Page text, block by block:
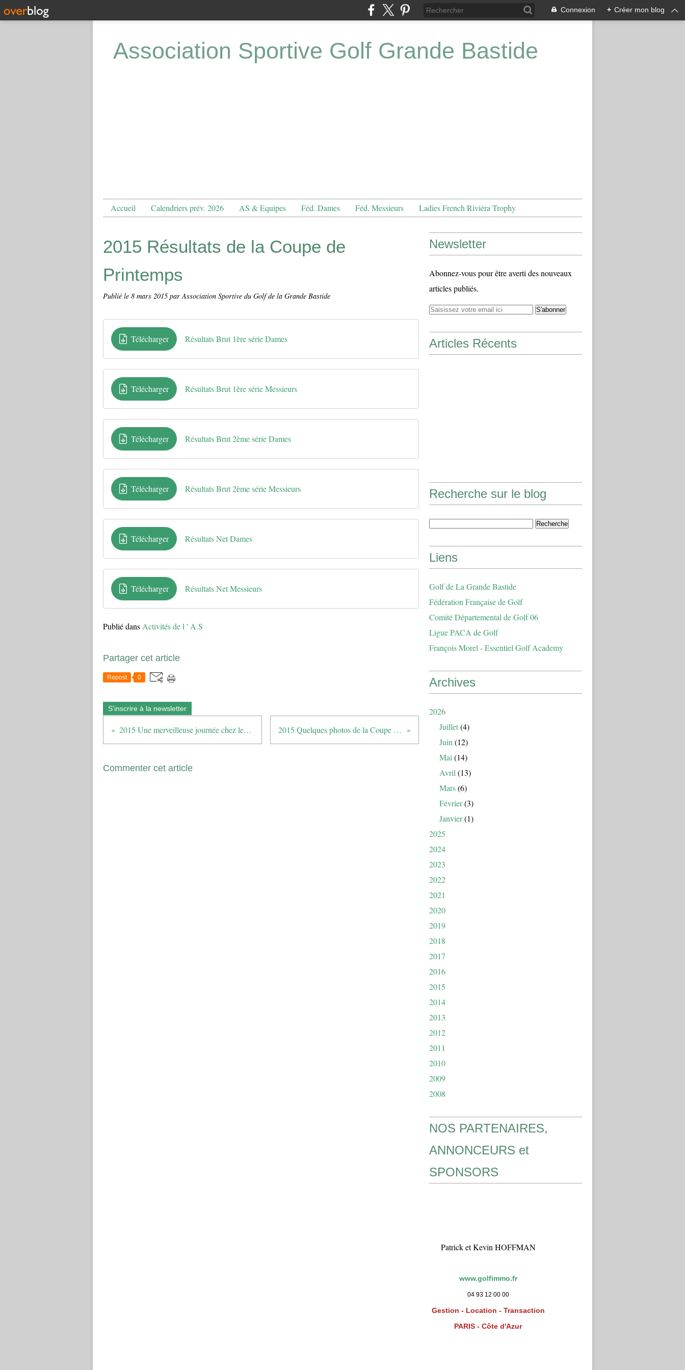
Connexion + Créer mon blog
Association Sportive Golf Grande Bastide
Accueil Calendriers prév. 2026 AS & Equipes Féd. Dames Féd. Messieurs Ladies French Riviéra Trophy
2015 Résultats de la Coupe de
Printemps
Publié le 8 mars 2015 par Association Sportive du Golf de la Grande Bastide
Télécharger Résultats Brut 1ère série Dames
Télécharger Résultats Brut 1ère série Messieurs
Télécharger Résultats Brut 2ème série Dames
Télécharger Résultats Brut 2ème série Messieurs
Télécharger Résultats Net Dames
Télécharger Résultats Net Messieurs
Publié dans Activités de l ' A.S
Partager cet article
Repost 0
S'inscrire à la newsletter
2015 Une merveilleuse journée chez les Bastidiennes 2015 Quelques photos de la Coupe du Printemps
Commenter cet article
Newsletter
Abonnez-vous pour être averti des nouveaux
articles publiés.
Articles Récents
Recherche sur le blog
Liens
Golf de La Grande Bastide
Fédération Française de Golf
Comité Départemental de Golf 06
Ligue PACA de Golf
François Morel - Essentiel Golf Academy
Archives
2026
Juillet(4)
Juin (12)
Mai (14)
Avril (13)
Mars(6)
Février(3)
Janvier(1)
2025
2024
2023
2022
2021
2020
2019
2018
2017
2016
2015
2014
2013
2012
2011
2010
2009
2008
NOS PARTENAIRES,
ANNONCEURS et
SPONSORS
Patrick et Kevin HOFFMAN
www.golfimmo.fr
04 93 12 00 00
Gestion - Location - Transaction
PARIS - Côte d'Azur